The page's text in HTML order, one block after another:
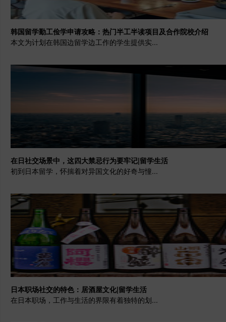
韩国留学勤工俭学申请攻略：热门半工半读项目及合作院校介绍
本文为计划在韩国边留学边工作的学生提供实...
在日社交场景中，这四大禁忌行为要牢记|留学生活
初到日本留学，怀揣着对异国文化的好奇与憧...
日本职场社交的特色：居酒屋文化|留学生活
在日本职场，工作与生活的界限有着独特的划...